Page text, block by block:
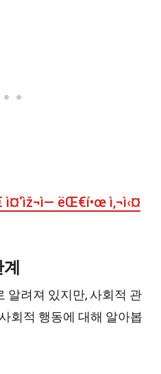
ì¤‘ìž¬ì— ëŒ€í•œ ì‚¬ì‹¤
알려져 있지만, 사회적 관
회적 행동에 대해 알아봅